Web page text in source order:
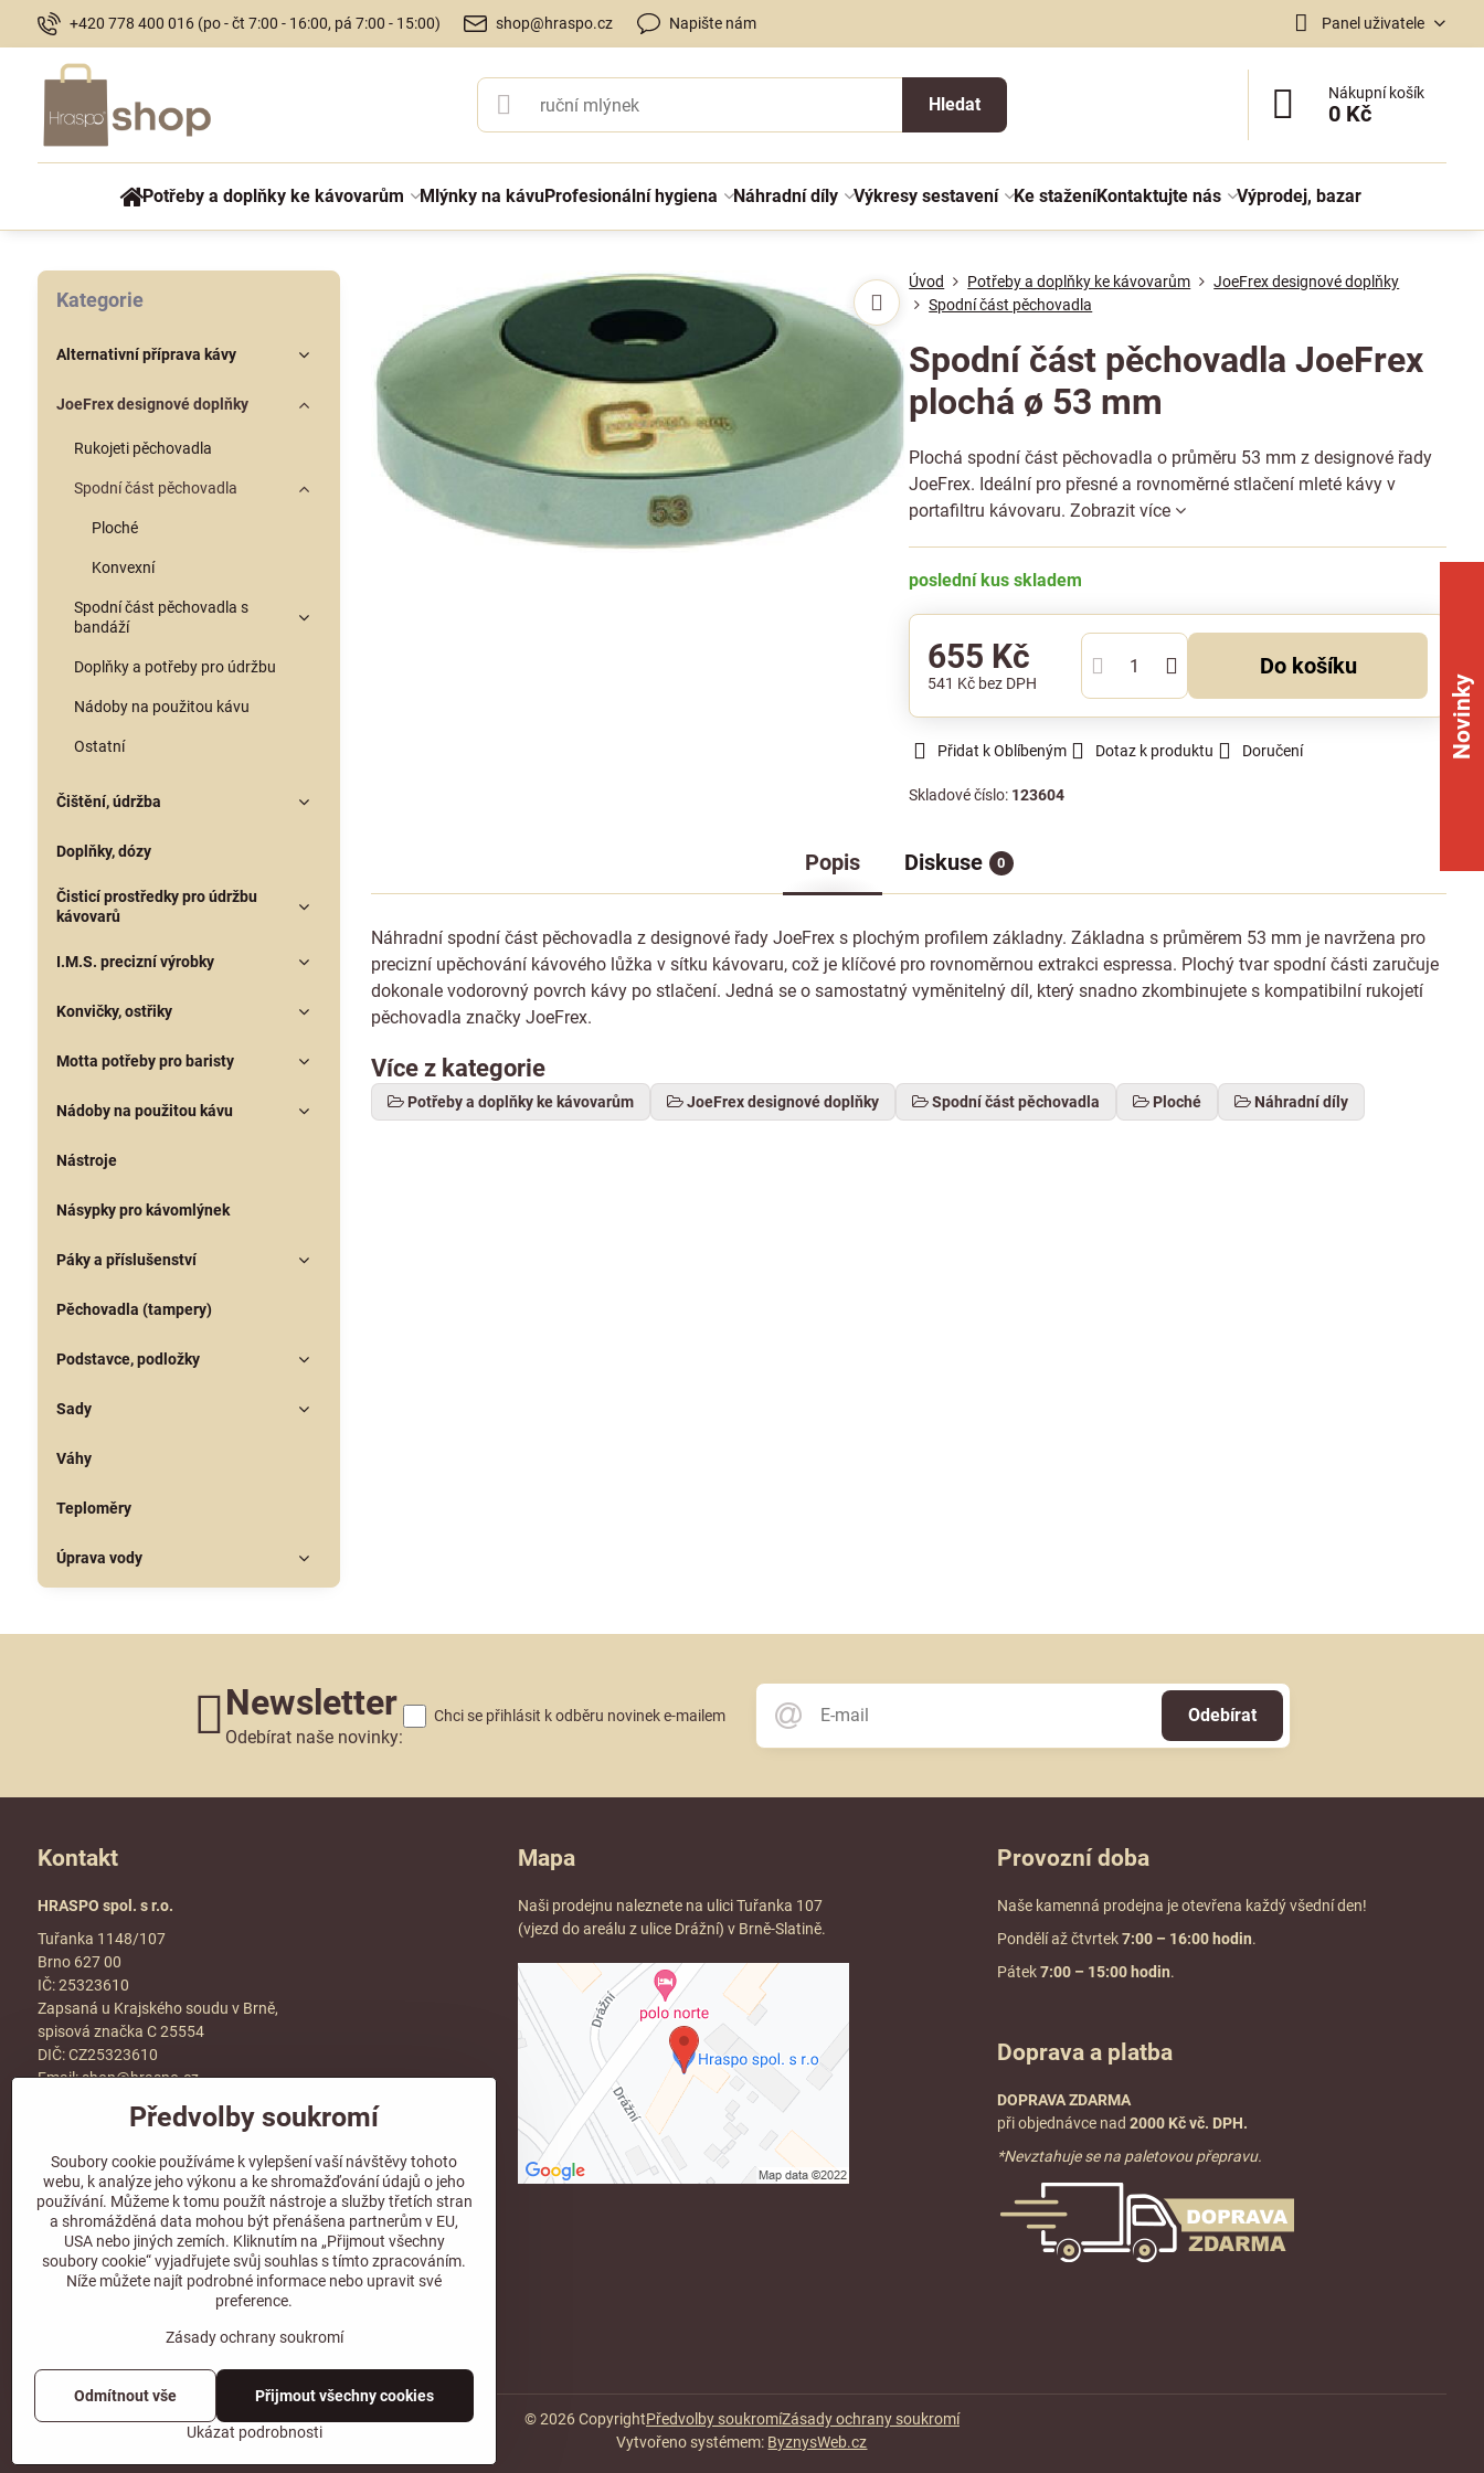
+420 778 400 016 (po - čt 7:00 - 16:00, pá 7:00 - 15:00) shop@hraspo.cz Napište nám Panel uživatele
Hledat
Nákupní košík
0 Kč
Potřeby a doplňky ke kávovarům Mlýnky na kávuProfesionální hygiena Náhradní díly Výkresy sestavení Ke staženíKontaktujte nás Výprodej, bazar
Úvod Potřeby a doplňky ke kávovarům
JoeFrex designové doplňky
Spodní část pěchovadla
Spodní část pěchovadla JoeFrex
plochá ø 53 mm
Plochá spodní část pěchovadla o průměru 53 mm z designové řady
JoeFrex. Ideální pro přesné a rovnoměrné stlačení mleté kávy v
portafiltru kávovaru.Zobrazit více
poslední kus skladem
655 Kč
541 Kč bez DPH
Do košíku
Přidat k Oblíbeným Dotaz k produktu Doručení
Skladové číslo: 123604
Popis Diskuse 0
Náhradní spodní část pěchovadla z designové řady JoeFrex s plochým profilem základny. Základna s průměrem 53 mm je navržena pro
precizní upěchování kávového lůžka v sítku kávovaru, což je klíčové pro rovnoměrnou extrakci espressa. Plochý tvar spodní části zaručuje
dokonale vodorovný povrch kávy po stlačení. Jedná se o samostatný vyměnitelný díl, který snadno zkombinujete s kompatibilní rukojetí
pěchovadla značky JoeFrex.
Více z kategorie
Potřeby a doplňky ke kávovarům JoeFrex designové doplňky Spodní část pěchovadla Ploché Náhradní díly
Kategorie
Alternativní příprava kávy
JoeFrex designové doplňky
Rukojeti pěchovadla
Spodní část pěchovadla
Ploché
Konvexní
Spodní část pěchovadla s
bandáží
Doplňky a potřeby pro údržbu
Nádoby na použitou kávu
Ostatní
Čištění, údržba
Doplňky, dózy
Čisticí prostředky pro údržbu
kávovarů
I.M.S. precizní výrobky
Konvičky, ostřiky
Motta potřeby pro baristy
Nádoby na použitou kávu
Nástroje
Násypky pro kávomlýnek
Páky a příslušenství
Pěchovadla (tampery)
Podstavce, podložky
Sady
Váhy
Teploměry
Úprava vody
Newsletter
Odebírat naše novinky:
Odebírat
Chci se přihlásit k odběru novinek e-mailem
Kontakt
HRASPO spol. s r.o.
Tuřanka 1148/107
Brno 627 00
IČ: 25323610
Zapsaná u Krajského soudu v Brně,
spisová značka C 25554
DIČ: CZ25323610
Email:shop@hraspo.cz
Obchodní podmínky
Více info v sekcikontakt
Sledujte naše sociální sítě!
Novinky
Mapa
Naši prodejnu naleznete na ulici Tuřanka 107
(vjezd do areálu z ulice Drážní) v Brně-Slatině.
Provozní doba
Naše kamenná prodejna je otevřena každý všední den!
Pondělí až čtvrtek7:00 – 16:00 hodin.
Pátek7:00 – 15:00 hodin.
Doprava a platba
DOPRAVA ZDARMA
při objednávce nad 2000 Kč vč. DPH.
*Nevztahuje se na paletovou přepravu.
©2026CopyrightPředvolby soukromíZásady ochrany soukromí
Vytvořeno systémem: ByznysWeb.cz
Předvolby soukromí
Soubory cookie používáme k vylepšení vaší návštěvy tohoto
webu, k analýze jeho výkonu a ke shromažďování údajů o jeho
používání. Můžeme k tomu použít nástroje a služby třetích stran
a shromážděná data mohou být přenášena partnerům v EU,
USA nebo jiných zemích. Kliknutím na „Přijmout všechny
soubory cookie“ vyjadřujete svůj souhlas s tímto zpracováním.
Níže můžete najít podrobné informace nebo upravit své
preference.
Zásady ochrany soukromí
Ukázat podrobnosti
Přijmout všechny cookies
Odmítnout vše